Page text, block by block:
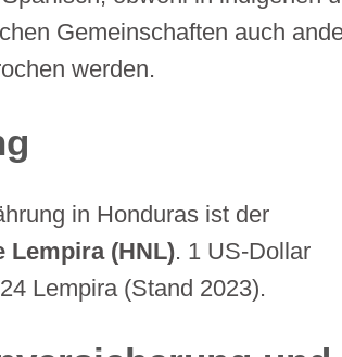
Gemeinschaften auch
werden.
in Honduras ist der
Lempira (HNL). 1 US-Dollar
Lempira (Stand 2023).